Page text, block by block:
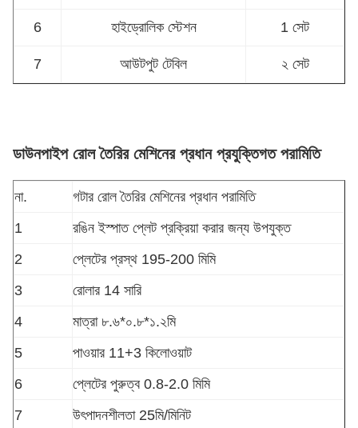
6 হাইড্রোলিক স্টেশন 1 সেট
7 আউটপুট টেবিল ২ সেট
ডাউনপাইপ রোল তৈরির মেশিনের প্রধান প্রযুক্তিগত পরামিতি
না.
গটার রোল তৈরির মেশিনের প্রধান পরামিতি
1
রঙিন ইস্পাত প্লেট প্রক্রিয়া করার জন্য উপযুক্ত
2
প্লেটের প্রস্থ 195-200 মিমি
3
রোলার 14 সারি
4
মাত্রা ৮.৬*০.৮*১.২মি
5
পাওয়ার 11+3 কিলোওয়াট
6
প্লেটের পুরুত্ব 0.8-2.0 মিমি
7
উৎপাদনশীলতা 25মি/মিনিট